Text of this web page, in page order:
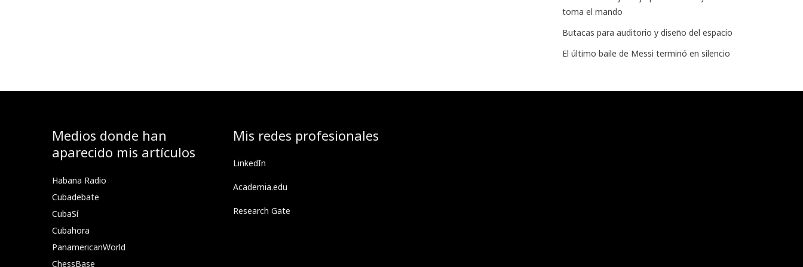
toma el mando
Butacas para auditorio y diseño del espacio
El último baile de Messi terminó en silencio
Medios donde han
aparecido mis artículos
Habana Radio
Cubadebate
CubaSí
Cubahora
PanamericanWorld
ChessBase
Mis redes profesionales
LinkedIn
Academia.edu
Research Gate